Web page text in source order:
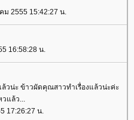
ม 2555 15:42:27 น.
16:58:28 น.
วน่ะ ข้าวผัดคุณสาวทำเรื่องแล้วน่ะค่ะ
วแล้ว...
17:26:27 น.